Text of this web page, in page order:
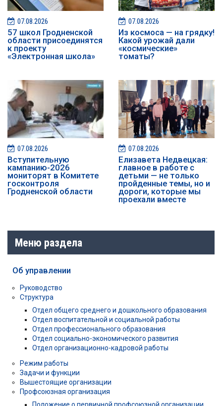
07.08.2026
57 школ Гродненской
области присоединятся
к проекту
«Электронная школа»
07.08.2026
Из космоса — на грядку!
Какой урожай дали
«космические»
томаты?
07.08.2026
️️Вступительную
кампанию-2026
мониторят в Комитете
госконтроля
Гродненской области
07.08.2026
Елизавета Недвецкая:
главное в работе с
детьми — не только
пройденные темы, но и
дороги, которые мы
проехали вместе
Меню раздела
Об управлении
Руководство
Структура
Отдел общего среднего и дошкольного образования
Отдел воспитательной и социальной работы
Отдел профессионального образования
Отдел социально-экономического развития
Отдел организационно-кадровой работы
Режим работы
Задачи и функции
Вышестоящие организации
Профсоюзная организация
Положение о первичной профсоюзной организации